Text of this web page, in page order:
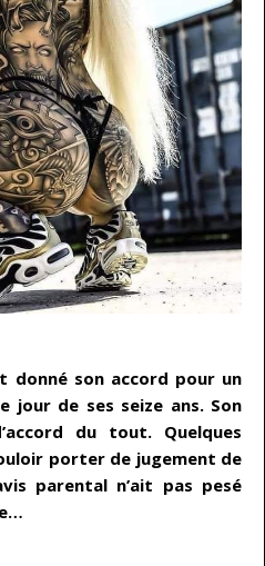
donné son accord pour un
de ses seize ans. Son
du tout. Quelques
porter de jugement de
parental n’ait pas pesé